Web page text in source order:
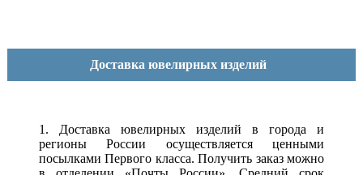
Доставка ювелирных изделий
1. Доставка ювелирных изделий в города и
регионы России осуществляется ценными
посылками Первого класса. Получить заказ можно